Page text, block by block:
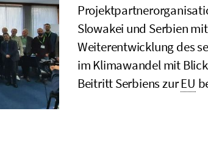
Slowakei und Serbien
Weiterentwicklung des
im Klimawandel mit
Beitritt Serbiens zurEU